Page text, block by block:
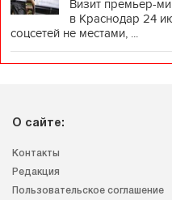
Визит премьер-
в Краснодар 24
соцсетей не местами, ...
О сайте:
Контакты
Редакция
Пользовательское соглашение